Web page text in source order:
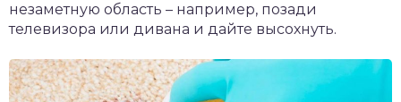
незаметную область – например, позади
телевизора или дивана и дайте высохнуть.